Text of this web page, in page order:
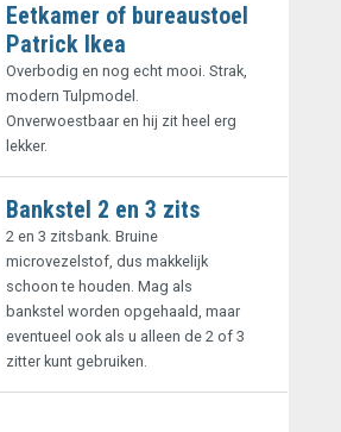
Eetkamer of bureaustoel
Patrick Ikea
Overbodig en nog echt mooi. Strak,
modern Tulpmodel.
Onverwoestbaar en hij zit heel erg
lekker.
Bankstel 2 en 3 zits
2 en 3 zitsbank. Bruine
microvezelstof, dus makkelijk
schoon te houden. Mag als
bankstel worden opgehaald, maar
eventueel ook als u alleen de 2 of 3
zitter kunt gebruiken.